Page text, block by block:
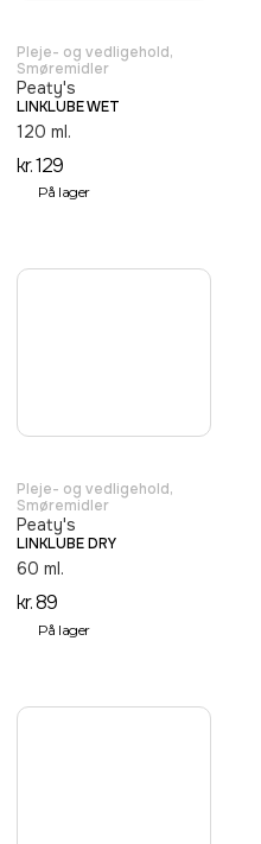
Pleje- og vedligehold,
Smøremidler
Peaty's
LINKLUBE WET
120 ml.
kr.129
På lager
Pleje- og vedligehold,
Smøremidler
Peaty's
LINKLUBE DRY
60 ml.
kr.89
På lager